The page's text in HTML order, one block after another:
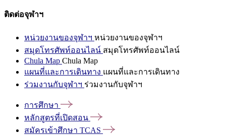
ติดต่อจุฬาฯ
หน่วยงานของจุฬาฯ หน่วยงานของจุฬาฯ
สมุดโทรศัพท์ออนไลน์ สมุดโทรศัพท์ออนไลน์
Chula Map Chula Map
แผนที่และการเดินทาง แผนที่และการเดินทาง
ร่วมงานกับจุฬาฯ ร่วมงานกับจุฬาฯ
การศึกษา
หลักสูตรที่เปิดสอน
สมัครเข้าศึกษา TCAS